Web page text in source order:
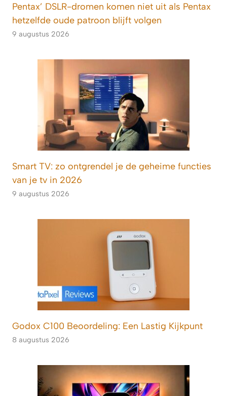
Pentax’ DSLR-dromen komen niet uit als Pentax
hetzelfde oude patroon blijft volgen
9 augustus 2026
Smart TV: zo ontgrendel je de geheime functies
van je tv in 2026
9 augustus 2026
Godox C100 Beoordeling: Een Lastig Kijkpunt
8 augustus 2026